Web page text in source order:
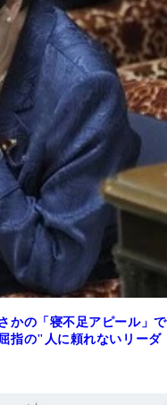
かの「寝不足アピール」で
指の"人に頼れないリーダ